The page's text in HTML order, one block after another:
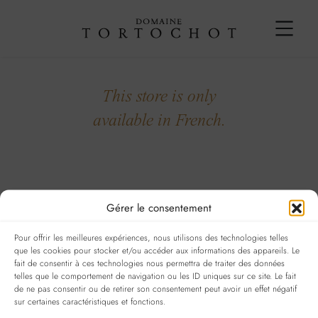
Gérer le consentement
Pour offrir les meilleures expériences, nous utilisons des technologies telles
que les cookies pour stocker et/ou accéder aux informations des appareils. Le
fait de consentir à ces technologies nous permettra de traiter des données
telles que le comportement de navigation ou les ID uniques sur ce site. Le fait
de ne pas consentir ou de retirer son consentement peut avoir un effet négatif
sur certaines caractéristiques et fonctions.
CONTACT
This store is only
available in French.
NOUS ACCUEILLONS UNIQUEMENT SUR RENDEZ-VOUS AU